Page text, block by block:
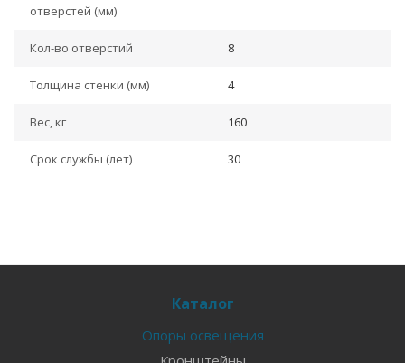
отверстей (мм)
Кол-во отверстий 8
Толщина стенки (мм) 4
Вес, кг 160
Срок службы (лет) 30
Каталог
Опоры освещения